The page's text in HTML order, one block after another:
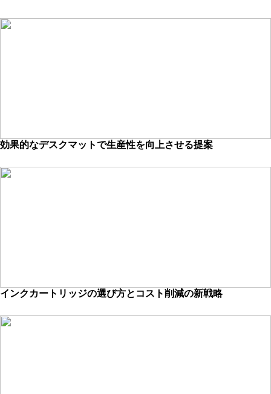
効果的なデスクマットで生産性を向上させる提案
インクカートリッジの選び方とコスト削減の新戦略